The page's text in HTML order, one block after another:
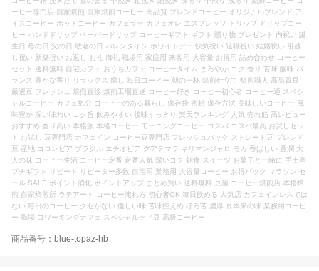
ーヒー専門店 自家焙煎 自家焙煎コーヒー 高品質 ブレンドコーヒー オリジナルブレンド ア
イスコーヒー ホットコーヒー カフェラテ カフェオレ エスプレッソ ドリップ ドリップコー
ヒー ハンドドリップ ペーパードリップ コーヒーギフト ギフト 贈り物 プレゼント 内祝い 誕
生日 母の日 父の日 敬老の日 バレンタイン ホワイトデー 快気祝い 退職祝い 結婚祝い 引越
し祝い 新築祝い お返し お礼 御礼 職場用 家庭用 来客用 大容量 お得用 詰め合わせ コーヒー
セット 送料無料 自宅カフェ おうちカフェ コーヒータイム まろやか コク 香り 苦味 酸味 バ
ランス 豊かな香り リラックス 癒し 毎日コーヒー 朝の一杯 焙煎仕立て 焙煎職人 高品質豆
厳選豆 フレッシュ 焙煎直後 焙煎工場直送 コーヒー好き コーヒー初心者 コーヒー通 スペシ
ャルコーヒー カフェ気分 コーヒーのある暮らし 保存袋 密封 保存方法 美味しいコーヒー 風
味豊か 深い味わい コク旨 飲みやすい 後味すっきり 楽天ランキング 人気 売れ筋 高レビュー
おすすめ 香り高い 本格派 本格コーヒー モーニングコーヒー コスパ コスパ最高 お試しセッ
ト お試し 豆専門店 カフェイン コーヒー豆専門店 フレッシュパック ストレート豆 ブレンド
豆 産地 コロンビア ブラジル エチオピア グアテマラ キリマンジャロ モカ 香ばしい 豊潤 大
人の味 コーヒー生活 コーヒー定番 定番人気 深いコク 朝食 スイーツ お菓子と一緒に 手土産
プチギフト リピート リピーター多数 自宅用 業務用 大容量コーヒー お得パック マラソン セ
ール SALE ポイント消化 ポイントアップ まとめ買い 送料無料 豆屋 コーヒー焙煎店 本格焙
煎 自家焙煎所 ラテアート コーヒー淹れ方 初心者OK 毎日飲める 人気店 カフェインレスでは
ない 毎日のコーヒー クセがない 優しい味 苦味控えめ ほろ苦 濃厚 豆本来の味 業務用コーヒ
ー 職場 コワーキングカフェ スペシャルティ豆 高級コーヒー
商品番号：blue-topaz-hb